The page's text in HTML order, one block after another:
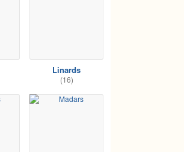
Linards
(16)